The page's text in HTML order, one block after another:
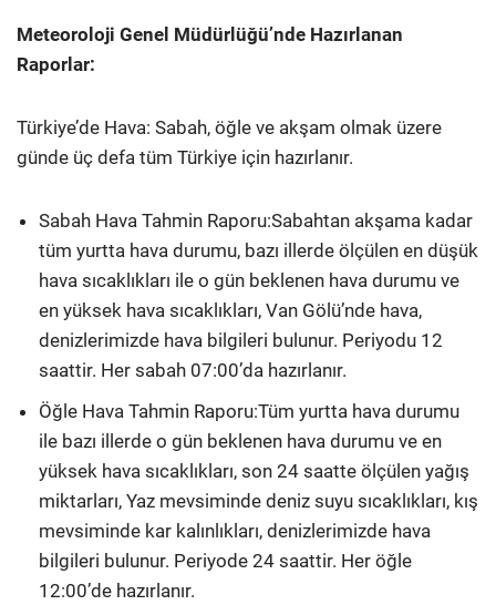
Meteoroloji Genel Müdürlüğü’nde Hazırlanan
Raporlar:
Türkiye’de Hava: Sabah, öğle ve akşam olmak üzere
günde üç defa tüm Türkiye için hazırlanır.
Sabah Hava Tahmin Raporu:Sabahtan akşama kadar
tüm yurtta hava durumu, bazı illerde ölçülen en düşük
hava sıcaklıkları ile o gün beklenen hava durumu ve
en yüksek hava sıcaklıkları, Van Gölü’nde hava,
denizlerimizde hava bilgileri bulunur. Periyodu 12
saattir. Her sabah 07:00’da hazırlanır.
Öğle Hava Tahmin Raporu:Tüm yurtta hava durumu
ile bazı illerde o gün beklenen hava durumu ve en
yüksek hava sıcaklıkları, son 24 saatte ölçülen yağış
miktarları, Yaz mevsiminde deniz suyu sıcaklıkları, kış
mevsiminde kar kalınlıkları, denizlerimizde hava
bilgileri bulunur. Periyode 24 saattir. Her öğle
12:00’de hazırlanır.